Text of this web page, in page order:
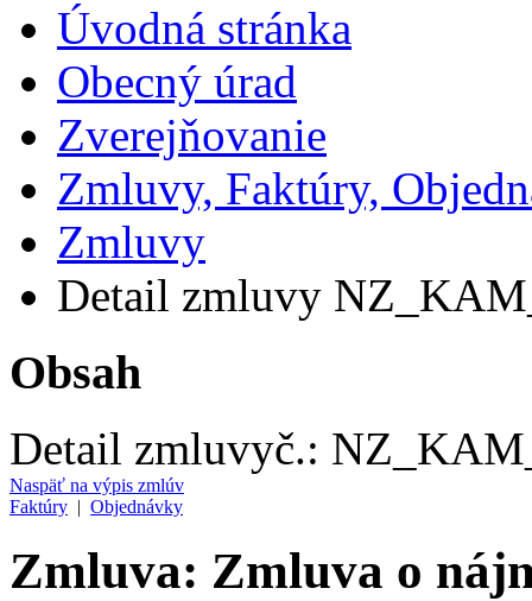
Úvodná stránka
Obecný úrad
Zverejňovanie
Zmluvy, Faktúry,
Zmluvy
Detail zmluvy
Obsah
Detail zmluvyč.:
Naspäť na výpis zmlúv
Faktúry | Objednávky
Zmluva: Zmluva o